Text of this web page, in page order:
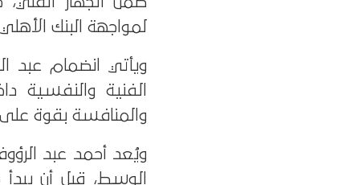
لمواجهة البنك
ويأتي انضمام عبد
الفنية والنفسية
والمنافسة بقوة
ويُعد أحمد عبد
الوسط، قبل أن